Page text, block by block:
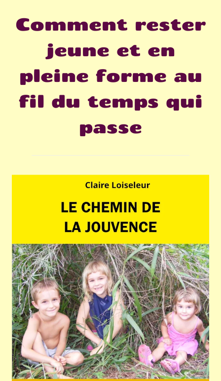
Comment rester
jeune et en
pleine forme au
fil du temps qui
passe